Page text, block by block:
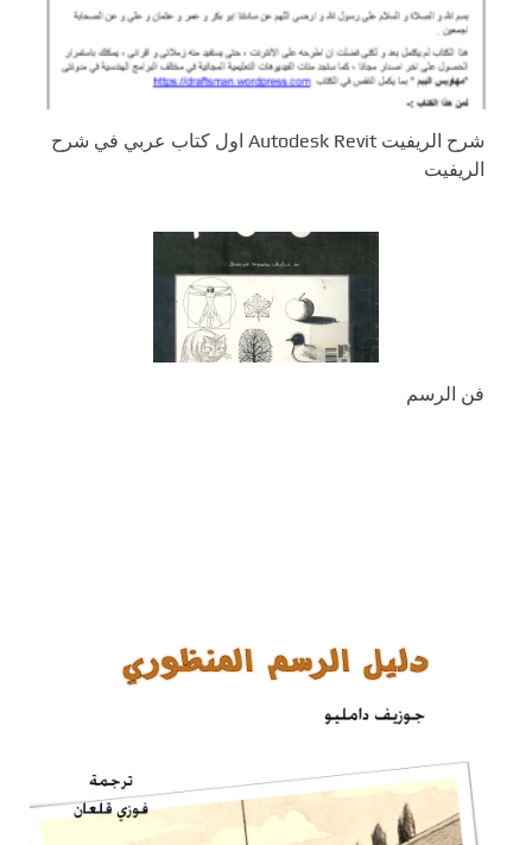
شرح الريفيت Autodesk Revit اول كتاب عربي في شرح
الريفيت
فن الرسم